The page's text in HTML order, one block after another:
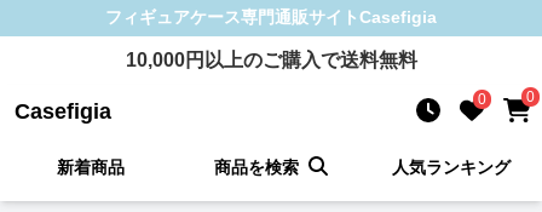
フィギュアケース専門通販サイトCasefigia
10,000円以上のご購入で送料無料
Casefigia 0 0
新着商品 商品を検索 人気ランキング